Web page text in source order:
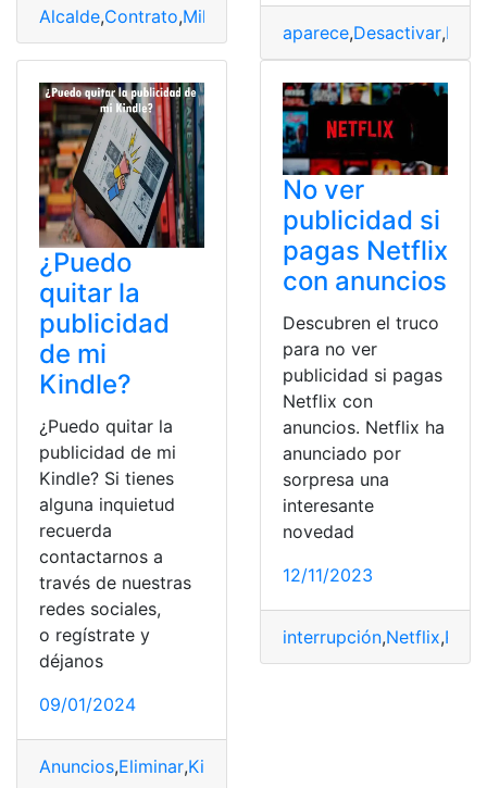
Alcalde,Contrato,Millones
aparece,Desactivar,
¿Puedo
quitar la
publicidad
de mi
Kindle?
¿Puedo quitar la
publicidad de mi
Kindle? Si tienes
alguna inquietud
recuerda
contactarnos a
través de nuestras
redes sociales,
o regístrate y
déjanos
09/01/2024
Anuncios,Eliminar,Kindle
No ver
publicidad si
pagas Netflix
con anuncios
Descubren el truco
para no ver
publicidad si pagas
Netflix con
anuncios. Netflix ha
anunciado por
sorpresa una
interesante
novedad
12/11/2023
interrupción,Netflix,